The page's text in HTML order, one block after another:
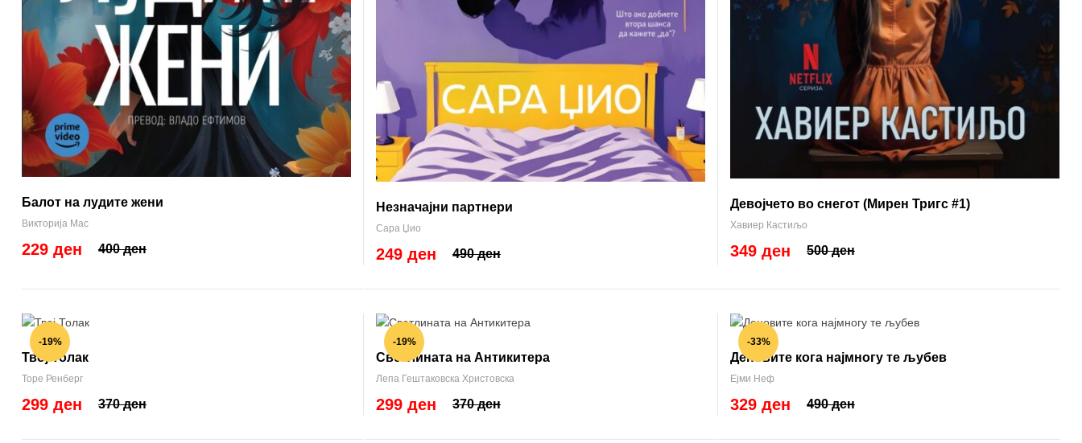
Балот на лудите жени
Викторија Мас
400 ден
229 ден
Незначајни партнери
Сара Џио
490 ден
249 ден
Девојчето во снегот (Мирен Тригс #1)
Хавиер Кастиљо
500 ден
349 ден
-19%
Твој Толак
Торе Ренберг
370 ден
299 ден
-19%
Светлината на Антикитера
Лепа Гештаковска Христовска
370 ден
299 ден
-33%
Деновите кога најмногу те љубев
Ејми Неф
490 ден
329 ден